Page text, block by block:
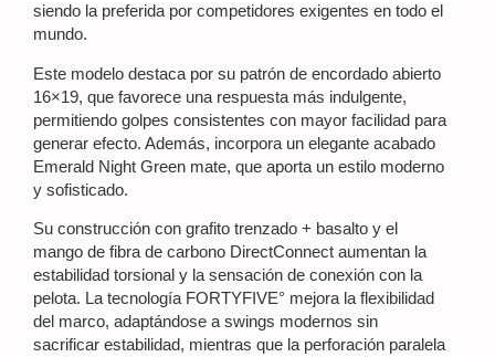
siendo la preferida por competidores exigentes en todo el
mundo.
Este modelo destaca por su patrón de encordado abierto
16×19, que favorece una respuesta más indulgente,
permitiendo golpes consistentes con mayor facilidad para
generar efecto. Además, incorpora un elegante acabado
Emerald Night Green mate, que aporta un estilo moderno
y sofisticado.
Su construcción congrafito trenzado + basalto y el
mango de fibra de carbono DirectConnect aumentan la
estabilidad torsional y la sensación de conexión con la
pelota. La tecnología FORTYFIVE° mejora la flexibilidad
del marco, adaptándose a swings modernos sin
sacrificar estabilidad, mientras que la perforación paralela